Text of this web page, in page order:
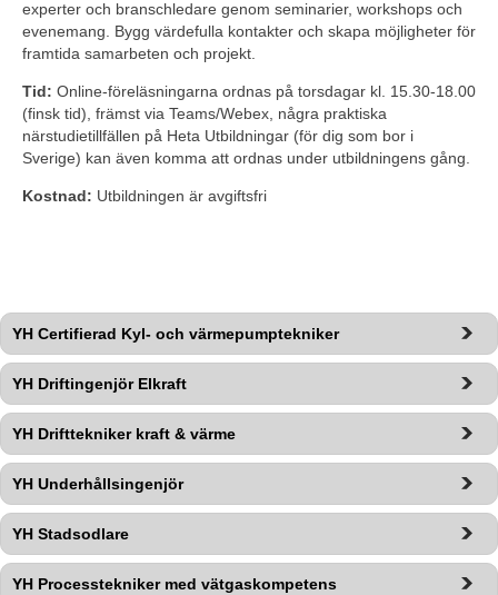
experter och branschledare genom seminarier, workshops och
evenemang. Bygg värdefulla kontakter och skapa möjligheter för
framtida samarbeten och projekt.
Tid: Online-föreläsningarna ordnas på torsdagar kl. 15.30-18.00
(finsk tid), främst via Teams/Webex, några praktiska
närstudietillfällen på Heta Utbildningar (för dig som bor i
Sverige) kan även komma att ordnas under utbildningens gång.
Kostnad: Utbildningen är avgiftsfri
YH Certifierad Kyl- och värmepumptekniker
YH Driftingenjör Elkraft
YH Drifttekniker kraft & värme
YH Underhållsingenjör
YH Stadsodlare
YH Processtekniker med vätgaskompetens